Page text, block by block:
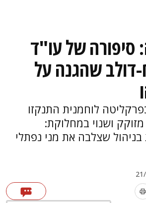
סיפורה של עו"ד
דולב שהגנה על
כפרקליטה לוחמנית התנקזו
ושנוי במחלוקת:
שצלבה את מני נפתלי